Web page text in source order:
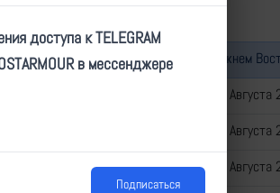
Война на Ближнем
Сводка за 06 Августа
Сводка за 05 Августа
Сводка за 04 Августа
доступа к TELEGRAM
в мессенджере
Подписаться